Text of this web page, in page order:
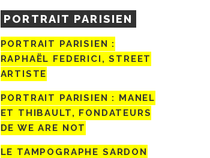
PORTRAIT PARISIEN
PORTRAIT PARISIEN :
RAPHAËL FEDERICI, STREET
ARTISTE
PORTRAIT PARISIEN : MANEL
ET THIBAULT, FONDATEURS
DE WE ARE NOT
LE TAMPOGRAPHE SARDON